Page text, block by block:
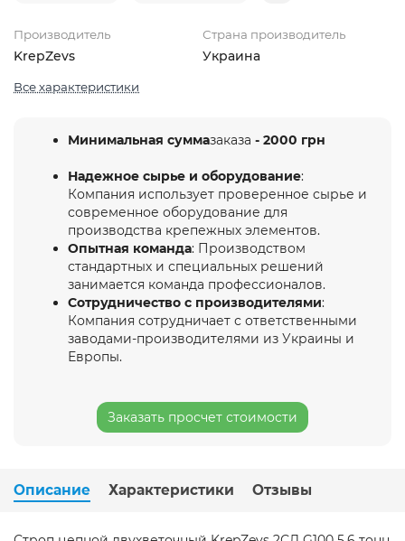
Производитель
KrepZevs
Страна производитель
Украина
Все характеристики
Минимальная суммазаказа - 2000 грн
Надежное сырье и оборудование:
Компания использует проверенное сырье и
современное оборудование для
производства крепежных элементов.
Опытная команда: Производством
стандартных и специальных решений
занимается команда профессионалов.
Сотрудничество с производителями:
Компания сотрудничает с ответственными
заводами-производителями из Украины и
Европы.
Заказать просчет стоимости
Описание Характеристики Отзывы